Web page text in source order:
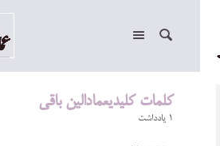
کلمات کلیدیعمادالین باقی
1 یادداشت